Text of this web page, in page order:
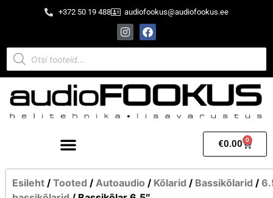
+372 50 19 488 audiofookus@audiofookus.ee
€0.00 0
Esileht / Tooted / Autoaudio / Kõlarid / Bassikõlarid /